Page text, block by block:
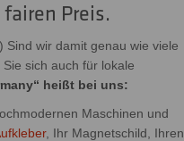
Preis.
wir damit genau wie viele
sich auch für lokale
heißt bei uns:
Maschinen und
, Ihr Magnetschild, Ihren